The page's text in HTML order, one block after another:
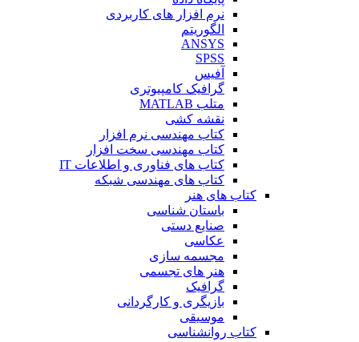
نرم افزار های کاربردی
الگوریتم
ANSYS
SPSS
آفیس
گرافیک کامپیوتری
متلب MATLAB
نقشه کشی
کتاب مهندسی نرم افزار
کتاب مهندسی سخت افزار
کتاب های فناوری و اطلاعات IT
کتاب های مهندسی شبکه
کتاب های هنر
باستان شناسی
صنایع دستی
عکاسی
مجسمه سازی
هنر های تجسمی
گرافیک
بازیگری و کارگردانی
موسیقی
کتاب روانشناسی